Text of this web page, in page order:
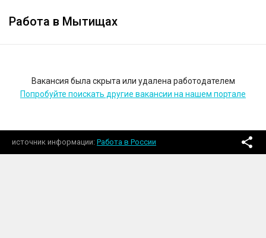
Работа в Мытищах
Вакансия была скрыта или удалена работодателем
Попробуйте поискать другие вакансии на нашем портале
источник информации Работа в России